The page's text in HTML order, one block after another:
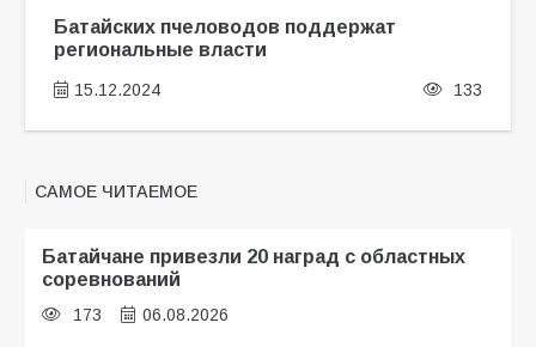
Батайских пчеловодов поддержат
региональные власти
15.12.2024 133
САМОЕ ЧИТАЕМОЕ
Батайчане привезли 20 наград с областных
соревнований
173 06.08.2026